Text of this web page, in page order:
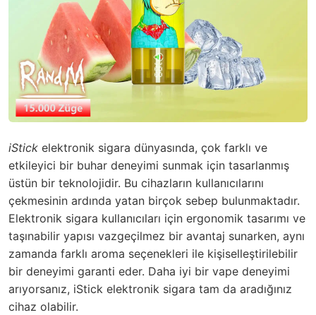
iStick elektronik sigara dünyasında, çok farklı ve
etkileyici bir buhar deneyimi sunmak için tasarlanmış
üstün bir teknolojidir. Bu cihazların kullanıcılarını
çekmesinin ardında yatan birçok sebep bulunmaktadır.
Elektronik sigara kullanıcıları için ergonomik tasarımı ve
taşınabilir yapısı vazgeçilmez bir avantaj sunarken, aynı
zamanda farklı aroma seçenekleri ile kişiselleştirilebilir
bir deneyimi garanti eder. Daha iyi bir vape deneyimi
arıyorsanız, iStick elektronik sigara tam da aradığınız
cihaz olabilir.